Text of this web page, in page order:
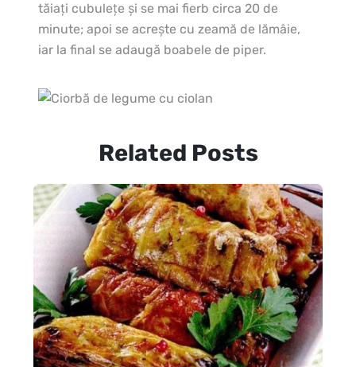
tăiaţi cubuleţe şi se mai fierb circa 20 de
minute; apoi se acreşte cu zeamă de lămâie,
iar la final se adaugă boabele de piper.
Related Posts